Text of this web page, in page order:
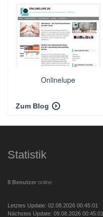
Onlinelupe
Zum Blog
Statistik
8 Benutzer online
Letztes Update: 02.08.2026 00:45:01
Nächstes Update: 09.08.2026 00:45:01